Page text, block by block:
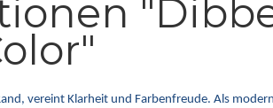
vereint Klarheit und Farbenfreude. Als